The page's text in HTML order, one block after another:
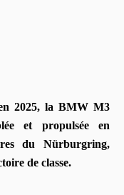
2025, la BMW M3
et propulsée en
du Nürburgring,
de classe.